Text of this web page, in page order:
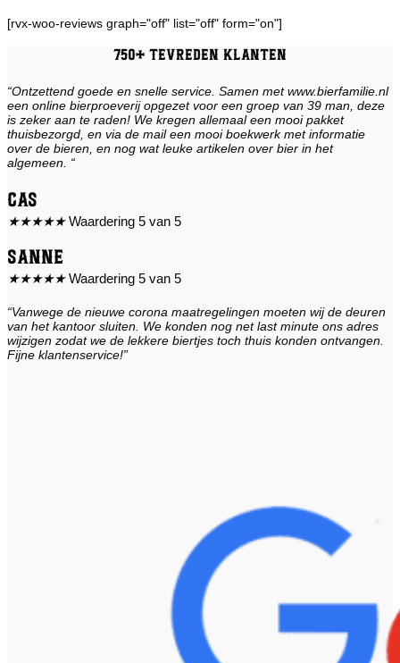
[rvx-woo-reviews graph="off" list="off" form="on"]
750+ tevreden klanten
“Ontzettend goede en snelle service. Samen met www.bierfamilie.nl
een online bierproeverij opgezet voor een groep van 39 man, deze
is zeker aan te raden! We kregen allemaal een mooi pakket
thuisbezorgd, en via de mail een mooi boekwerk met informatie
over de bieren, en nog wat leuke artikelen over bier in het
algemeen. “
Cas
★★★★★ Waardering 5 van 5
Sanne
★★★★★ Waardering 5 van 5
“Vanwege de nieuwe corona maatregelingen moeten wij de deuren
van het kantoor sluiten. We konden nog net last minute ons adres
wijzigen zodat we de lekkere biertjes toch thuis konden ontvangen.
Fijne klantenservice!”